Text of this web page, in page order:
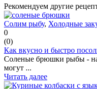
Рекомендуем другие
Солим рыбу, Холодные
0
(0)
Как вкусно и быстро
Соленые брюшки рыбы -
могут ...
Читать далее